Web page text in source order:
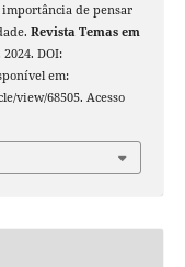
importância de pensar
Revista Temas em
2024. DOI:
em:
view/68505. Acesso